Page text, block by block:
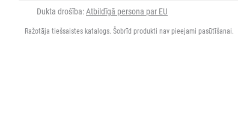
Dukta drošība:Atbildīgā persona par EU
Ražotāja tiešsaistes katalogs. Šobrīd produkti nav pieejami pasūtīšanai.